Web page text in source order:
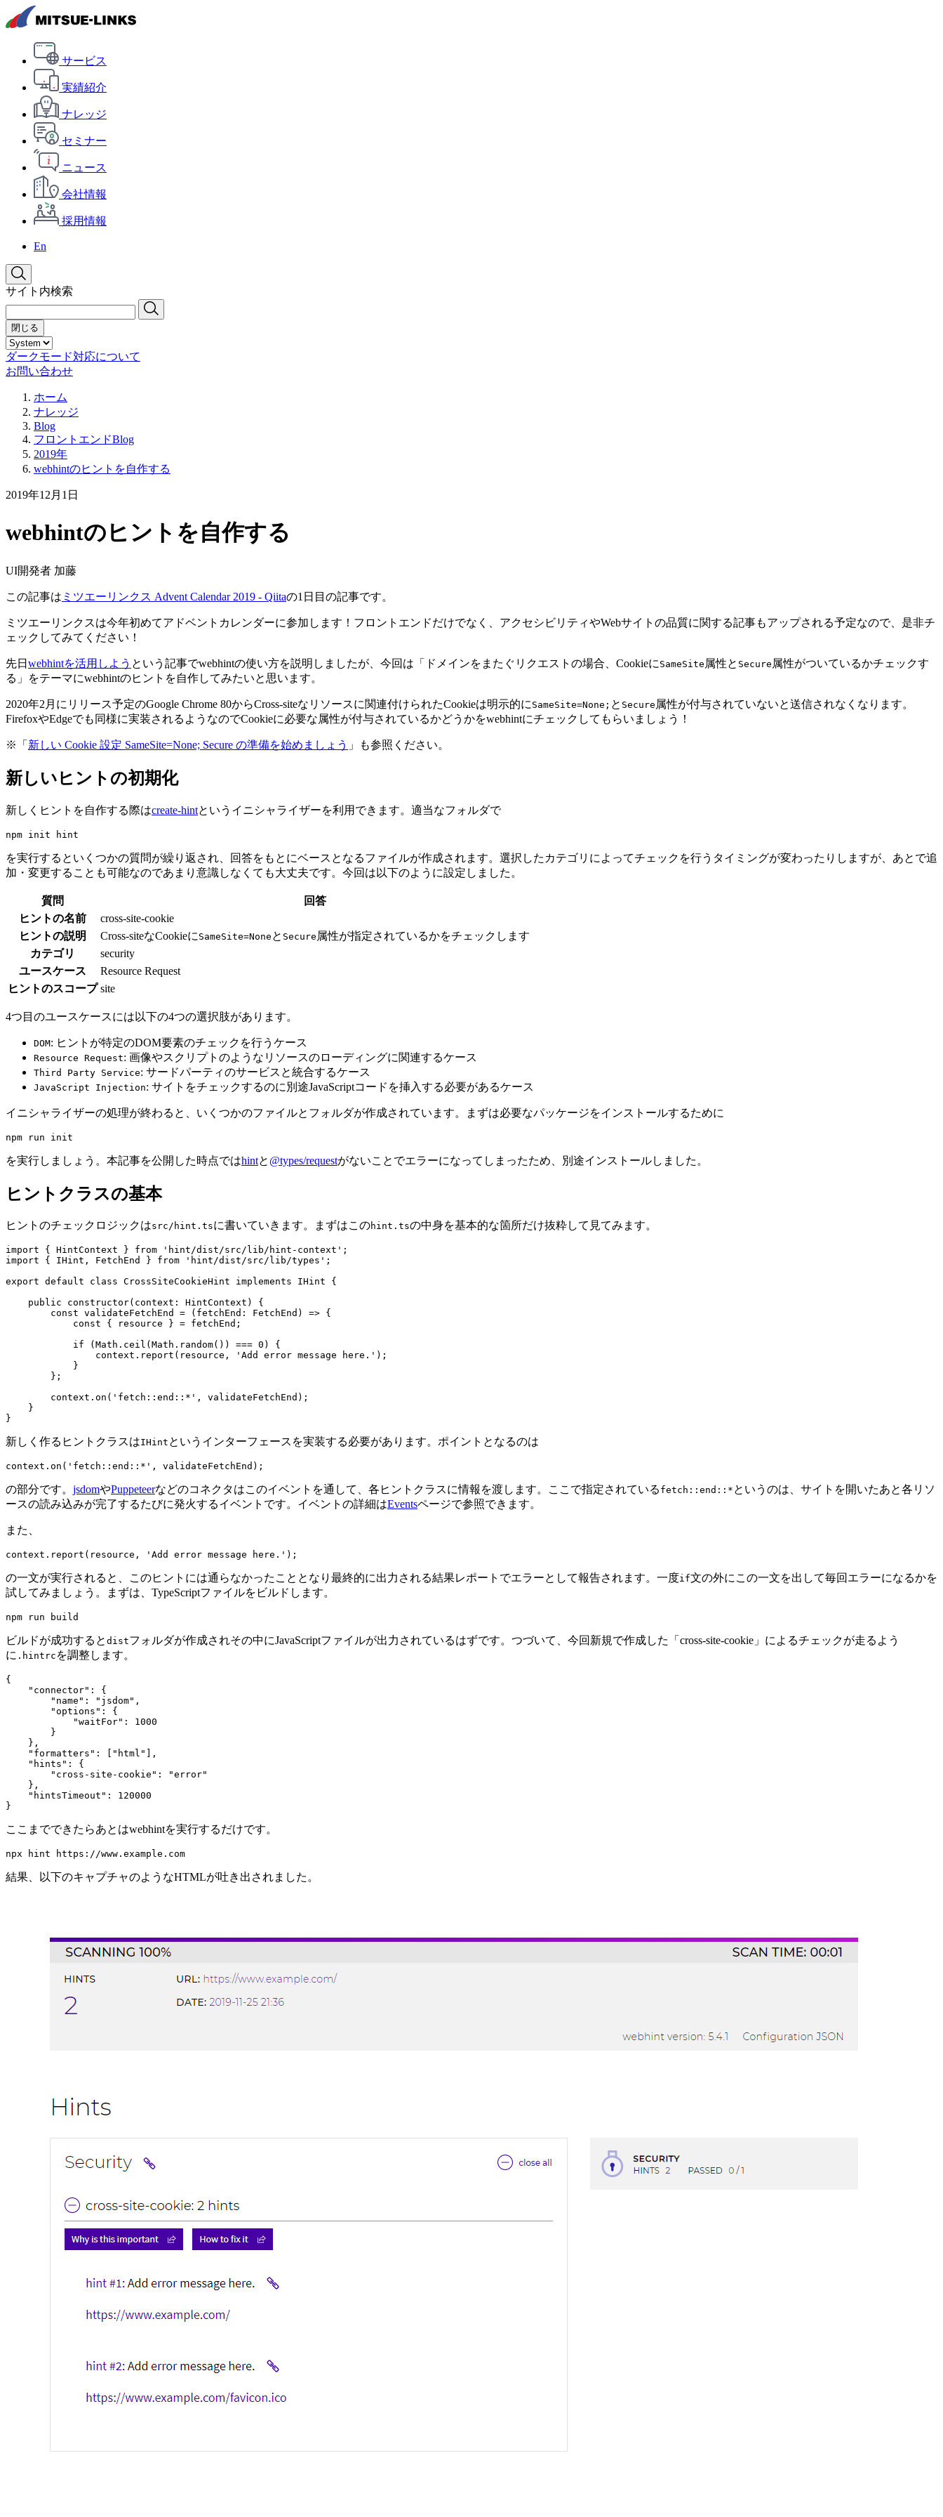
サービス
実績紹介
ナレッジ
セミナー
ニュース
会社情報
採用情報
En
サイト内検索
閉じる
ダークモード対応について
お問い合わせ
ホーム
ナレッジ
Blog
フロントエンドBlog
2019年
webhintのヒントを自作する
2019年12月1日
webhintのヒントを自作する
UI開発者 加藤
この記事は ミツエーリンクス Advent Calendar 2019 - Qiitaの1日目の記事です。
ミツエーリンクスは今年初めてアドベントカレンダーに参加します！フロントエンドだけでなく、アクセシビリティやWebサイトの品質に関する記事もアップされる予定なので、是非チ
ェックしてみてください！
先日 webhintを活用しよう という記事でwebhintの使い方を説明しましたが、今回は「ドメインをまたぐリクエストの場合、Cookieに SameSite 属性と Secure 属性がついているかチェックす
る」をテーマにwebhintのヒントを自作してみたいと思います。
2020年2月にリリース予定のGoogle Chrome 80からCross-siteなリソースに関連付けられたCookieは明示的に SameSite=None; と Secure 属性が付与されていないと送信されなくなります。
FirefoxやEdgeでも同様に実装されるようなのでCookieに必要な属性が付与されているかどうかをwebhintにチェックしてもらいましょう！
※「 新しい Cookie 設定 SameSite=None; Secure の準備を始めましょう 」も参照ください。
新しいヒントの初期化
新しくヒントを自作する際はcreate-hintというイニシャライザーを利用できます。適当なフォルダで
を実行するといくつかの質問が繰り返され、回答をもとにベースとなるファイルが作成されます。選択したカテゴリによってチェックを行うタイミングが変わったりしますが、あとで追
加・変更することも可能なのであまり意識しなくても大丈夫です。今回は以下のように設定しました。
質問
回答
ヒントの名前
cross-site-cookie
ヒントの説明
Cross-siteなCookieに SameSite=None と Secure 属性が指定されているかをチェックします
カテゴリ
security
ユースケース
Resource Request
ヒントのスコープ site
4つ目のユースケースには以下の4つの選択肢があります。
DOM: ヒントが特定のDOM要素のチェックを行うケース
Resource Request: 画像やスクリプトのようなリソースのローディングに関連するケース
Third Party Service: サードパーティのサービスと統合するケース
JavaScript Injection: サイトをチェックするのに別途JavaScriptコードを挿入する必要があるケース
イニシャライザーの処理が終わると、いくつかのファイルとフォルダが作成されています。まずは必要なパッケージをインストールするために
を実行しましょう。本記事を公開した時点ではhintと @types/requestがないことでエラーになってしまったため、別途インストールしました。
ヒントクラスの基本
ヒントのチェックロジックはsrc/hint.tsに書いていきます。まずはこのhint.tsの中身を基本的な箇所だけ抜粋して見てみます。
import { HintContext } from 'hint/dist/src/lib/hint-context';
import { IHint, FetchEnd } from 'hint/dist/src/lib/types';
export default class CrossSiteCookieHint implements IHint {
    public constructor(context: HintContext) {
        const validateFetchEnd = (fetchEnd: FetchEnd) => {
            const { resource } = fetchEnd;
            if (Math.ceil(Math.random()) === 0) {
                context.report(resource, 'Add error message here.');
            }
        };
        context.on('fetch::end::*', validateFetchEnd);
    }
新しく作るヒントクラスはIHint というインターフェースを実装する必要があります。ポイントとなるのは
の部分です。 jsdomやPuppeteerなどのコネクタはこのイベントを通して、各ヒントクラスに情報を渡します。ここで指定されている fetch::end::* というのは、サイトを開いたあと各リソ
ースの読み込みが完了するたびに発火するイベントです。イベントの詳細はEventsページで参照できます。
また、
の一文が実行されると、このヒントには通らなかったこととなり最終的に出力される結果レポートでエラーとして報告されます。一度if文の外にこの一文を出して毎回エラーになるかを
試してみましょう。まずは、TypeScriptファイルをビルドします。
ビルドが成功すると distフォルダが作成されその中にJavaScriptファイルが出力されているはずです。つづいて、今回新規で作成した「cross-site-cookie」によるチェックが走るよう
に .hintrc を調整します。
{
    "connector": {
        "name": "jsdom",
        "options": {
            "waitFor": 1000
        }
    },
    "formatters": ["html"],
    "hints": {
        "cross-site-cookie": "error"
    },
    "hintsTimeout": 120000
ここまでできたらあとはwebhintを実行するだけです。
結果、以下のキャプチャのようなHTMLが吐き出されました。